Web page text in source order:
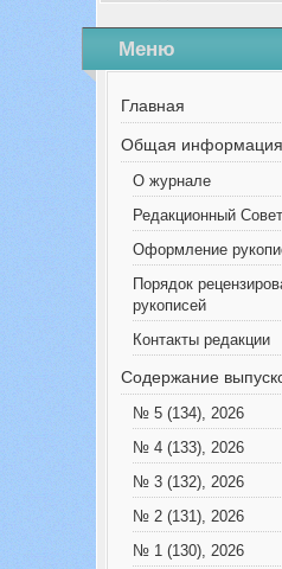
Содержание
№ 12 (69), 2020
Русский
Наши авторы № 1-
Меню
Главная
Общая информация
О журнале
Редакционный Совет
Оформление
Порядок
рукописей
Контакты редакции
Содержание
№ 5 (134), 2026
№ 4 (133), 2026
№ 3 (132), 2026
№ 2 (131), 2026
№ 1 (130), 2026